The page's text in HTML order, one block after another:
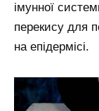
імунної
перекису для
на епідермісі.